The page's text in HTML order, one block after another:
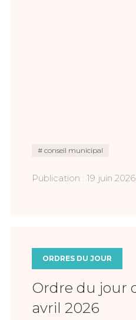
conseil municipal
Publication : 19 juin 2026
ORDRES DU JOUR
Ordre du jour
avril 2026